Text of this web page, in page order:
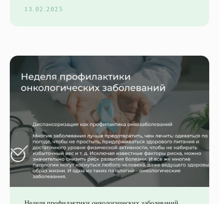
13.02.2025